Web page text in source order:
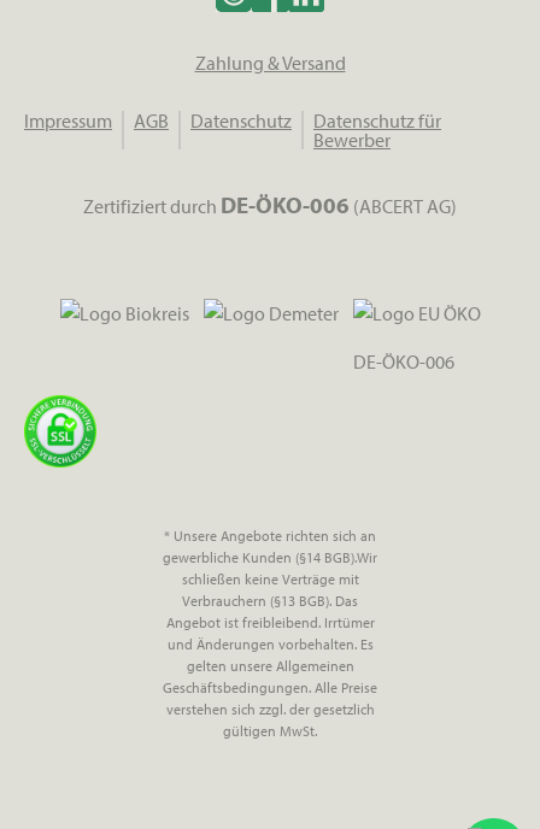
Zahlung & Versand
Impressum AGB Datenschutz
Datenschutz für
Bewerber
Zertifiziert durch DE-ÖKO-006 (ABCERT AG)
DE-ÖKO-006
* Unsere Angebote richten sich an
gewerbliche Kunden (§14 BGB).Wir
schließen keine Verträge mit
Verbrauchern (§13 BGB). Das
Angebot ist freibleibend. Irrtümer
und Änderungen vorbehalten. Es
gelten unsere Allgemeinen
Geschäftsbedingungen. Alle Preise
verstehen sich zzgl. der gesetzlich
gültigen MwSt.